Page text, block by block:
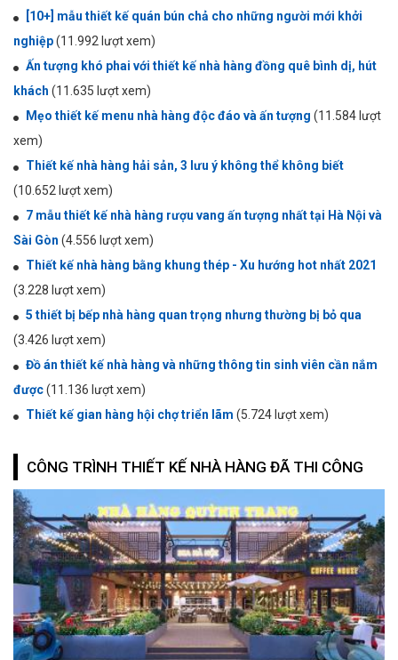
[10+] mẫu thiết kế quán bún chả cho những người mới khởi
nghiệp(11.992 lượt xem)
Ấn tượng khó phai với thiết kế nhà hàng đồng quê bình dị, hút
khách (11.635 lượt xem)
Mẹo thiết kế menu nhà hàng độc đáo và ấn tượng (11.584 lượt
xem)
Thiết kế nhà hàng hải sản, 3 lưu ý không thể không biết
(10.652 lượt xem)
7 mẫu thiết kế nhà hàng rượu vang ấn tượng nhất tại Hà Nội và
Sài Gòn (4.556 lượt xem)
Thiết kế nhà hàng bằng khung thép - Xu hướng hot nhất 2021
(3.228 lượt xem)
5 thiết bị bếp nhà hàng quan trọng nhưng thường bị bỏ qua
(3.426 lượt xem)
Đồ án thiết kế nhà hàng và những thông tin sinh viên cần nắm
được(11.136 lượt xem)
Thiết kế gian hàng hội chợ triển lãm (5.724 lượt xem)
CÔNG TRÌNH THIẾT KẾ NHÀ HÀNG ĐÃ THI CÔNG